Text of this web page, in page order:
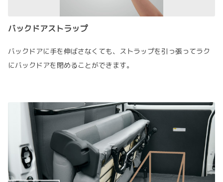
バックドアストラップ
バックドアに手を伸ばさなくても、ストラップを引っ張ってラク
にバックドアを閉めることができます。